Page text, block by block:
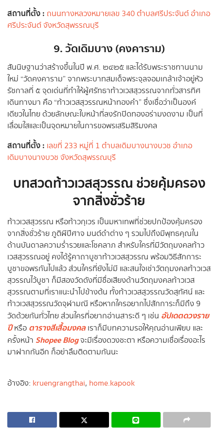
สถานที่ตั้ง : ถนนทางหลวงหมายเลข 340 ตำบลศรีประจันต์ อำเภอ
ศรีประจันต์ จังหวัดสุพรรณบุรี
9. วัดเดิมบาง (คงคาราม)
สันนิษฐานว่าสร้างขึ้นในปี พ.ศ. ๒๔๒๕ และได้รับพระราชทานนาม
ใหม่ “วัดคงคาราม” จากพระบาทสมเด็จพระจุลจอมเกล้าเจ้าอยู่หัว
รัชกาลที่ ๕ จุดเด่นที่ทำให้ผู้ศรัทธาท้าวเวสสุวรรณจากทั่วสารทิศ
เดินทางมา คือ “ท้าวเวสสุวรรณหน้าทองคำ” ซึ่งเชื่อว่าเป็นองค์
เดียวในไทย ด้วยลักษณะใบหน้าที่ลงรักปิดทองอร่ามงดงาม เป็นที่
เลื่อมใสและเป็นจุดหมายในการขอพรเสริมสิริมงคล
สถานที่ตั้ง : เลขที่ 233 หมู่ที่ 1 ตำบลเดิมบางนางบวช อำเภอ
เดิมบางนางบวช จังหวัดสุพรรณบุรี
บทสวดท้าวเวสสุวรรณ ช่วยคุ้มครอง
จากสิ่งชั่วร้าย
ท้าวเวสสุวรรณ หรือท้าวกุเวร เป็นมหาเทพที่ช่วยปกป้องคุ้มครอง
จากสิ่งชั่วร้าย ภูติผีปีศาจ มนต์ดำต่าง ๆ รวมไปถึงมีพุทธคุณใน
ด้านบันดาลความร่ำรวยและโชคลาภ สำหรับใครที่มีวัตถุมงคลท้าว
เวสสุวรรณอยู่ คงได้รู้คาถาบูชาท้าวเวสสุวรรณ พร้อมวิธีสักการะ
บูชาขอพรกันไปแล้ว ส่วนใครที่ยังไม่มี และสนใจเช่าวัตถุมงคลท้าวเวส
สุวรรณไว้บูชา ก็มีสองวัดดังที่มีชื่อเสียงด้านวัตถุมงคลท้าวเวส
สุวรรณตามที่เราแนะนำไปข้างต้น ทั้งท้าวเวสสุวรรณวัดสุทัศน์ และ
ท้าวเวสสุวรรณวัดจุฬามณี หรือหากใครอยากไปสักการะก็มีถึง 9
วัดด้วยกันทั่วไทย ส่วนใครที่อยากอ่านสาระดี ๆ เช่น อัปเดตดวงราย
ปีหรือ ตารางสีเสื้อมงคลเราก็มีบทความรอให้คุณอ่านเพียบ และ
ครั้งหน้า Shopee Blogจะมีเรื่องดวงชะตา หรือความเชื่อเรื่องอะไร
มาฝากกันอีก ก็อย่าลืมติดตามกันนะ
อ้างอิง: kruengrangthai, home.kapook